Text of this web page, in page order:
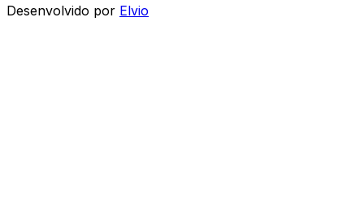
Desenvolvido por Elvio